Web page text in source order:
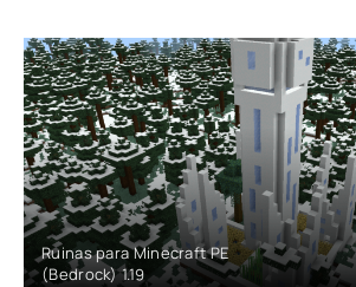
Ruinas para Minecraft PE
(Bedrock) 1.19